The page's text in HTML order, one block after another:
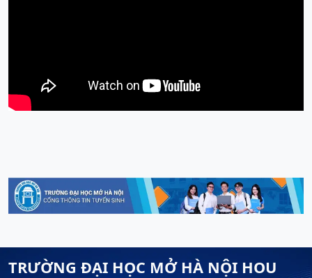
TRƯỜNG ĐẠI HỌC MỞ HÀ NỘI HOU